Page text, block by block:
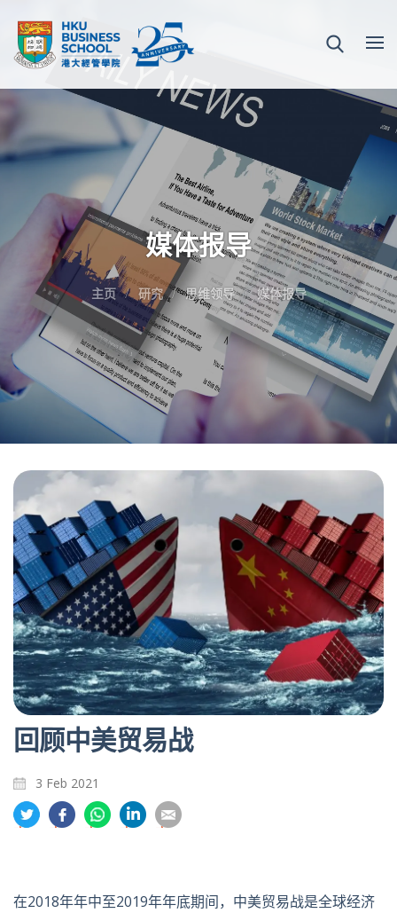
媒体报导
主页 研究 思维领导 媒体报导
回顾中美贸易战
3 Feb 2021
分
享
特
分
享
书
分
享
享
英
享
郵
在2018年年中至2019年年底期间，中美贸易战是全球经济